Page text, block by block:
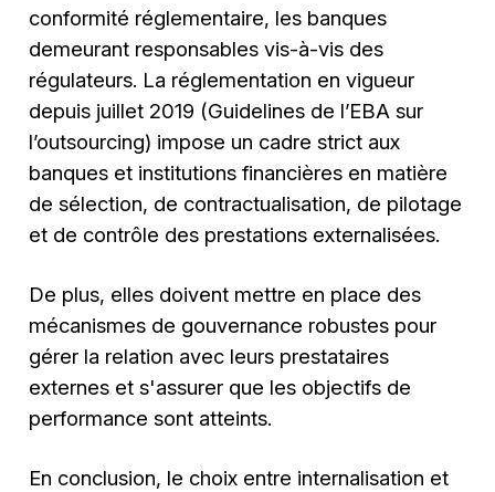
conformité réglementaire, les banques
demeurant responsables vis-à-vis des
régulateurs. La réglementation en vigueur
depuis juillet 2019 (Guidelines de l’EBA sur
l’outsourcing) impose un cadre strict aux
banques et institutions financières en matière
de sélection, de contractualisation, de pilotage
et de contrôle des prestations externalisées.
De plus, elles doivent mettre en place des
mécanismes de gouvernance robustes pour
gérer la relation avec leurs prestataires
externes et s'assurer que les objectifs de
performance sont atteints.
En conclusion, le choix entre internalisation et